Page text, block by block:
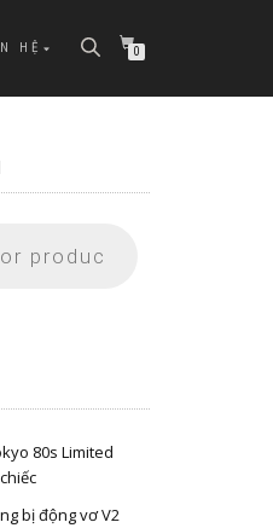
HỆ 0
80s Limited
bị động vơ V2